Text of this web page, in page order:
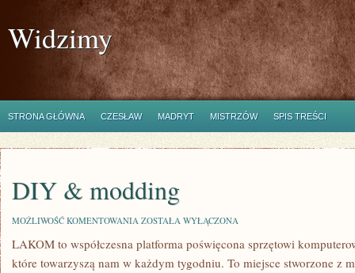
Widzimy
STRONA GŁÓWNA CZESŁAW MADRYT MISTRZÓW SPIS TREŚCI
DIY & modding
MOŻLIWOŚĆ KOMENTOWANIA DIY
MODDING
ZOSTAŁA WYŁĄCZONA
LAKOM to współczesna platforma poświęcona sprzętowi
które towarzyszą nam w każdym tygodniu. To miejsce stworzone z